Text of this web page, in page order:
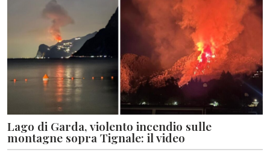
Lago di Garda, violento incendio sulle
montagne sopra Tignale: il video